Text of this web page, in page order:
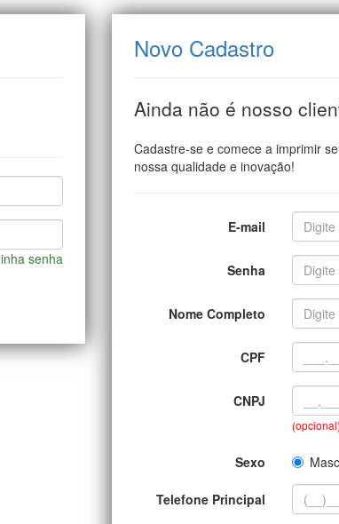
senha
Novo Cadastro
Ainda não é nosso
Cadastre-se e comece a imprimir
nossa qualidade e inovação!
E-mail
Senha
Nome Completo
CPF
CNPJ
(opcional)
Sexo
Telefone Principal